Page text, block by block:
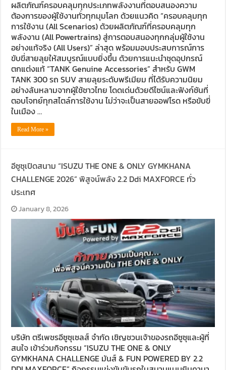
ผลิตภัณฑ์ครอบคลุมทุกประเภทพลังงานที่ตอบสนองความ
ต้องการของผู้ใช้งานทั่วทุกมุมโลก ด้วยแนวคิด “ครอบคลุมทุก
การใช้งาน (All Scenarios) ด้วยผลิตภัณฑ์ที่ครอบคลุมทุก
พลังงาน (All Powertrains) สู่การตอบสนองทุกกลุ่มผู้ใช้งาน
อย่างแท้จริง (All Users)” ล่าสุด พร้อมมอบประสบการณ์การ
ขับขี่สายลุยให้สมบูรณ์แบบยิ่งขึ้น ด้วยการแนะนำชุดอุปกรณ์
ตกแต่งแท้ “TANK Genuine Accessories” สำหรับ GWM
TANK 300 รถ SUV สายลุยระดับพรีเมียม ที่ได้รับความนิยม
อย่างล้นหลามจากผู้ใช้ชาวไทย โดดเด่นด้วยดีไซน์และฟังก์ชันที่
ตอบโจทย์ทุกสไตล์การใช้งาน ไม่ว่าจะเป็นสายออฟโรด หรือขับขี่
ในเมือง …
Read More »
อีซูซุเปิดสนาม “ISUZU THE ONE & ONLY GYMKHANA
CHALLENGE 2026” พิสูจน์พลัง 2.2 Ddi MAXFORCE ทั่ว
ประเทศ
January 8, 2026
บริษัท ตรีเพชรอีซูซุเซลส์ จำกัด เชิญชวนเจ้าของรถอีซูซุและผู้ที่
สนใจ เข้าร่วมกิจกรรม “ISUZU THE ONE & ONLY
GYMKHANA CHALLENGE มันส์ & FUN POWERED BY 2.2